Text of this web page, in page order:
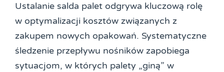
Ustalanie salda palet odgrywa kluczową rolę
w optymalizacji kosztów związanych z
zakupem nowych opakowań. Systematyczne
śledzenie przepływu nośników zapobiega
sytuacjom, w których palety „giną” w